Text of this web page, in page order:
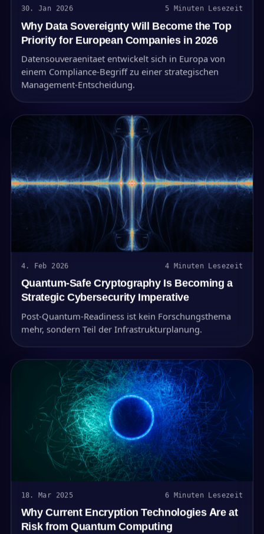
30. Jan 2026 5 Minuten Lesezeit
Why Data Sovereignty Will Become the Top
Priority for European Companies in 2026
Datensouveraenitaet entwickelt sich in Europa von
einem Compliance-Begriff zu einer strategischen
Management-Entscheidung.
4. Feb 2026 4 Minuten Lesezeit
Quantum-Safe Cryptography Is Becoming a
Strategic Cybersecurity Imperative
Post-Quantum-Readiness ist kein Forschungsthema
mehr, sondern Teil der Infrastrukturplanung.
18. Mar 2025 6 Minuten Lesezeit
Why Current Encryption Technologies Are at
Risk from Quantum Computing